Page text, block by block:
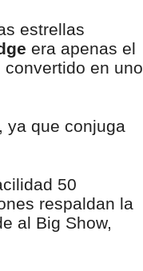
estrellas
era apenas el
en uno
ya que conjuga
50
respaldan la
al Big Show,